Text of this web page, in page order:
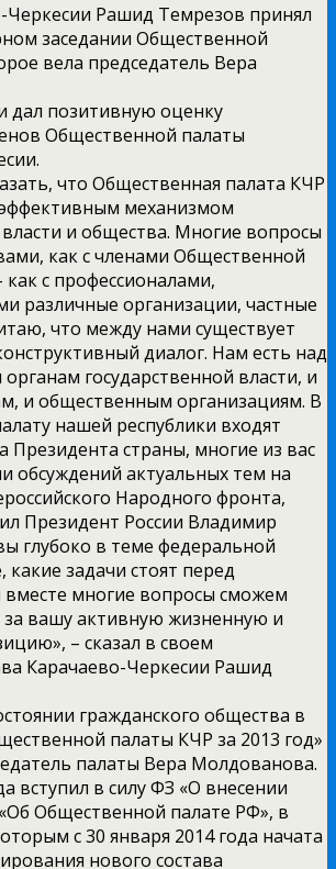
Черкесии Рашид Темрезов принял
заседании Общественной
вела председатель Вера
дал позитивную оценку
Общественной палаты
что Общественная палата КЧР
механизмом
и общества. Многие вопросы
как с членами Общественной
с профессионалами,
различные организации, частные
что между нами существует
диалог. Нам есть над
государственной власти, и
и общественным организациям. В
нашей республики входят
Президента страны, многие из вас
обсуждений актуальных тем на
Народного фронта,
Президент России Владимир
глубоко в теме федеральной
какие задачи стоят перед
многие вопросы сможем
вашу активную жизненную и
– сказал в своем
Карачаево-Черкесии Рашид
гражданского общества в
палаты КЧР за 2013 год»
палаты Вера Молдованова.
вступил в силу ФЗ «О внесении
Общественной палате РФ», в
с 30 января 2014 года начата
нового состава